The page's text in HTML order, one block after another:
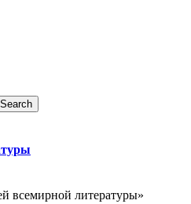
всемирной литературы»